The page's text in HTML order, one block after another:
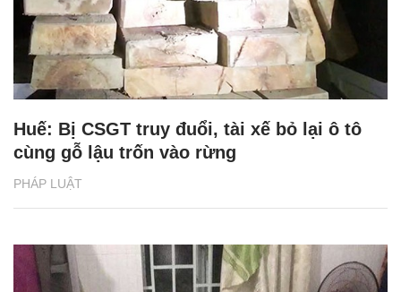
PHÁP LUẬT
Huế: Bị CSGT truy đuổi, tài xế bỏ lại ô tô
cùng gỗ lậu trốn vào rừng